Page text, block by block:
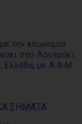
την επωνυμία
στο Λουτράκι
Ελλάδα, με Α.Φ.Μ.
ΣΗΜΑΤΑ